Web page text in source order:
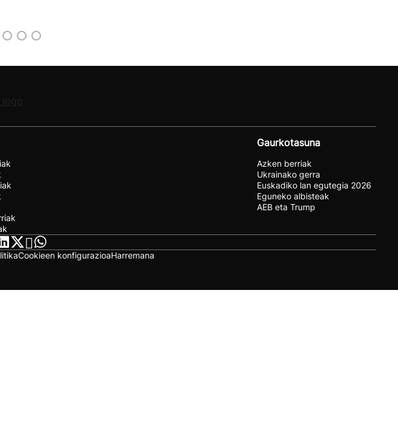
Gaurkotasuna
Azken berriak
Ukrainako gerra
Euskadiko lan egutegia 2026
Eguneko albisteak
AEB eta Trump
Cookieen konfigurazioaHarremana